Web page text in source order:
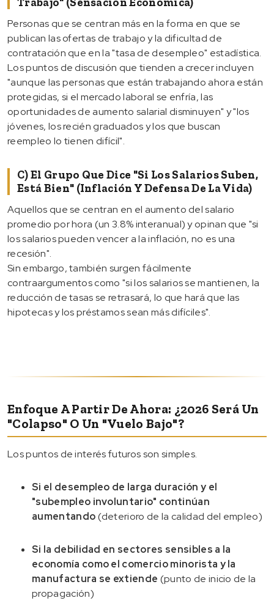
Personas que se centran más en la forma en que se
publican las ofertas de trabajo y la dificultad de
contratación que en la "tasa de desempleo" estadística.
Los puntos de discusión que tienden a crecer incluyen
"aunque las personas que están trabajando ahora están
protegidas, si el mercado laboral se enfría, las
oportunidades de aumento salarial disminuyen" y "los
jóvenes, los recién graduados y los que buscan
reempleo lo tienen difícil".
C) El Grupo Que Dice "si Los Salarios Suben,
Está Bien" (inflación Y Defensa De La Vida)
Aquellos que se centran en el aumento del salario
promedio por hora (un 3.8% interanual) y opinan que "si
los salarios pueden vencer a la inflación, no es una
recesión".
Sin embargo, también surgen fácilmente
contraargumentos como "si los salarios se mantienen, la
reducción de tasas se retrasará, lo que hará que las
hipotecas y los préstamos sean más difíciles".
Enfoque A Partir De Ahora: ¿2026 Será Un
"colapso" O Un "vuelo Bajo"?
Los puntos de interés futuros son simples.
Si el desempleo de larga duración y el
"subempleo involuntario" continúan
aumentando(deterioro de la calidad del empleo)
Si la debilidad en sectores sensibles a la
economía como el comercio minorista y la
manufactura se extiende (punto de inicio de la
propagación)